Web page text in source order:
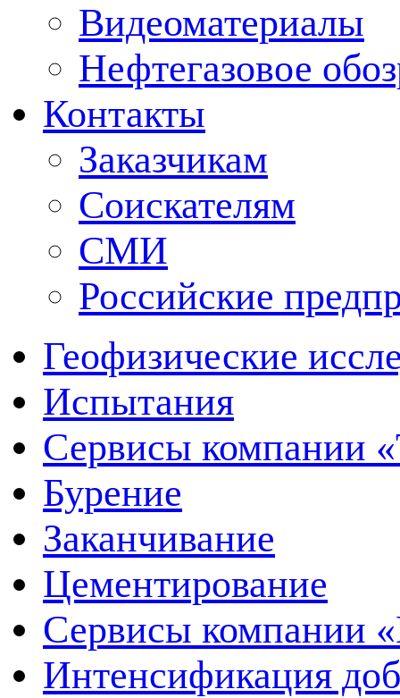
Видеоматериалы
Нефтегазовое
Контакты
Заказчикам
Соискателям
СМИ
Российские
Геофизические
Испытания
Сервисы компании
Бурение
Заканчивание
Цементирование
Сервисы компании
Интенсификация